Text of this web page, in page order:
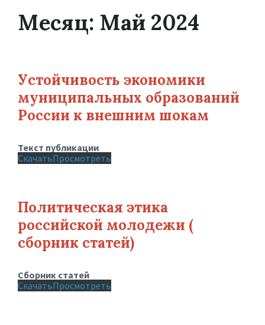
Месяц: Май 2024
Устойчивость экономики
муниципальных образований
России к внешним шокам
Текст публикации
СкачатьПросмотреть
Политическая этика
российской молодежи (
сборник статей)
Сборник статей
СкачатьПросмотреть